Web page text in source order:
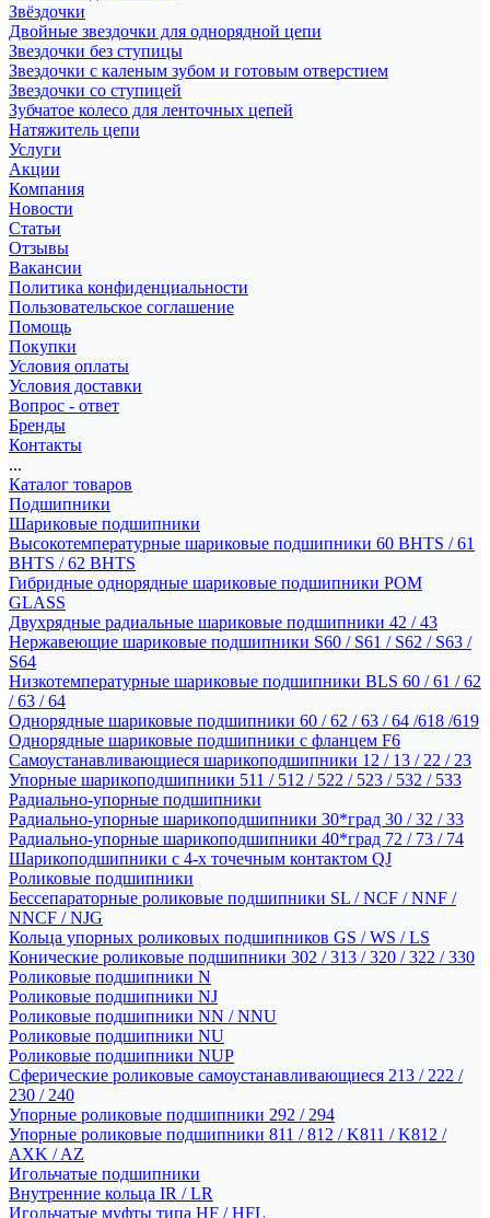
Звёздочки
Двойные звездочки для однорядной цепи
Звездочки без ступицы
Звездочки с каленым зубом и готовым отверстием
Звездочки со ступицей
Зубчатое колесо для ленточных цепей
Натяжитель цепи
Услуги
Акции
Компания
Новости
Статьи
Отзывы
Вакансии
Политика конфиденциальности
Пользовательское соглашение
Помощь
Покупки
Условия оплаты
Условия доставки
Вопрос - ответ
Бренды
Контакты
...
Каталог товаров
Подшипники
Шариковые подшипники
Высокотемпературные шариковые подшипники 60 BHTS / 61
BHTS / 62 BHTS
Гибридные однорядные шариковые подшипники POM
GLASS
Двухрядные радиальные шариковые подшипники 42 / 43
Нержавеющие шариковые подшипники S60 / S61 / S62 / S63 /
S64
Низкотемпературные шариковые подшипники BLS 60 / 61 / 62
/ 63 / 64
Однорядные шариковые подшипники 60 / 62 / 63 / 64 /618 /619
Однорядные шариковые подшипники с фланцем F6
Самоустанавливающиеся шарикоподшипники 12 / 13 / 22 / 23
Упорные шарикоподшипники 511 / 512 / 522 / 523 / 532 / 533
Радиально-упорные подшипники
Радиально-упорные шарикоподшипники 30*град 30 / 32 / 33
Радиально-упорные шарикоподшипники 40*град 72 / 73 / 74
Шарикоподшипники с 4-х точечным контактом QJ
Роликовые подшипники
Бессепараторные роликовые подшипники SL / NCF / NNF /
NNCF / NJG
Кольца упорных роликовых подшипников GS / WS / LS
Конические роликовые подшипники 302 / 313 / 320 / 322 / 330
Роликовые подшипники N
Роликовые подшипники NJ
Роликовые подшипники NN / NNU
Роликовые подшипники NU
Роликовые подшипники NUP
Сферические роликовые самоустанавливающиеся 213 / 222 /
230 / 240
Упорные роликовые подшипники 292 / 294
Упорные роликовые подшипники 811 / 812 / K811 / K812 /
AXK / AZ
Игольчатые подшипники
Внутренние кольца IR / LR
Игольчатые муфты типа HF / HFL